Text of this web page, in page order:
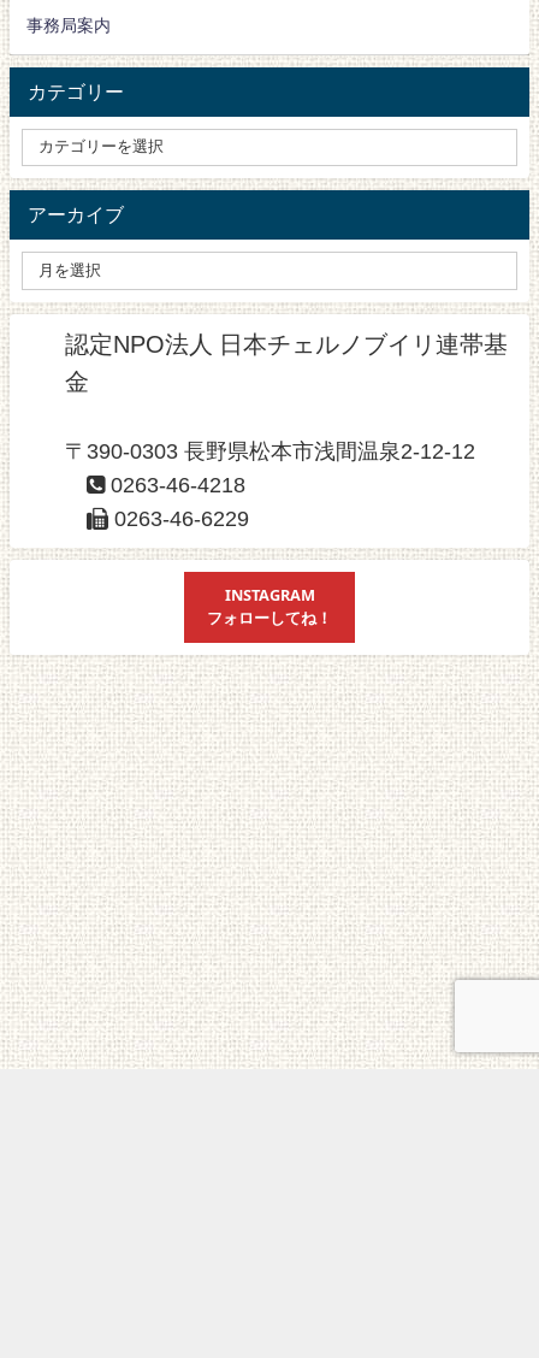
事務局案内
カテゴリー
アーカイブ
認定NPO法人 日本チェルノブイリ連帯基
金
〒390-0303 長野県松本市浅間温泉2-12-12
0263-46-4218
0263-46-6229
INSTAGRAM
フォローしてね！